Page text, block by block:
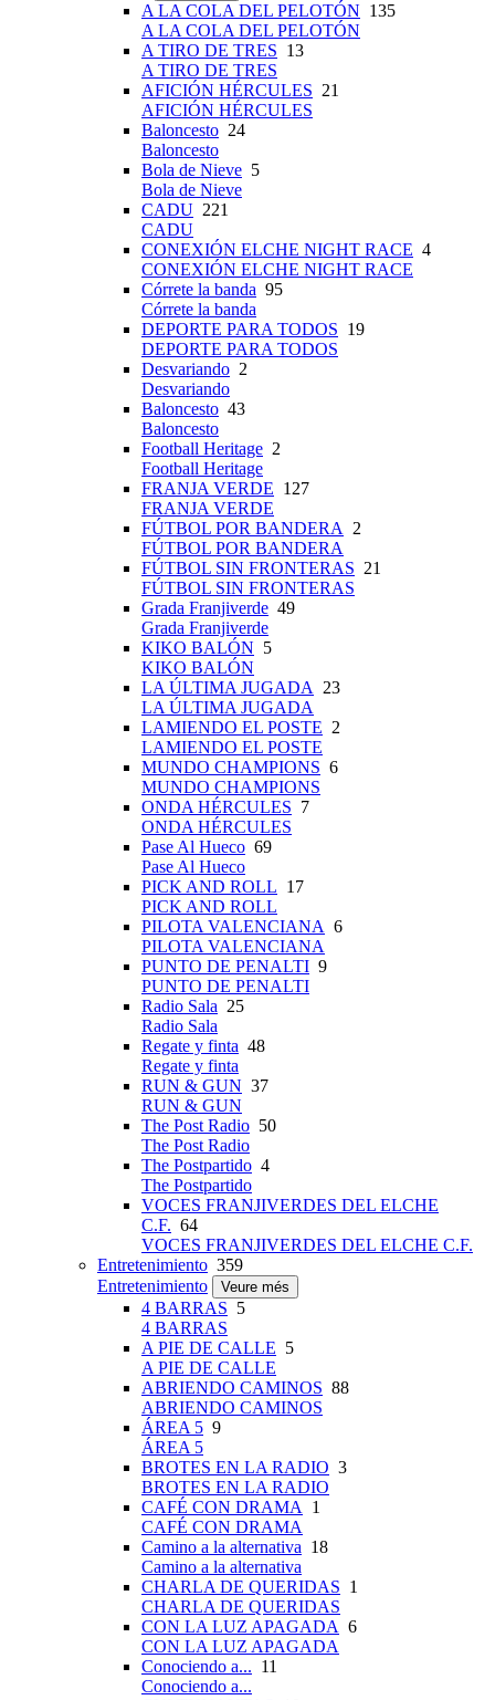
A LA COLA DEL PELOTÓN 135
A LA COLA DEL PELOTÓN
A TIRO DE TRES 13
A TIRO DE TRES
AFICIÓN HÉRCULES 21
AFICIÓN HÉRCULES
Baloncesto 24
Baloncesto
Bola de Nieve 5
Bola de Nieve
CADU 221
CADU
CONEXIÓN ELCHE NIGHT RACE 4
CONEXIÓN ELCHE NIGHT RACE
Córrete la banda 95
Córrete la banda
DEPORTE PARA TODOS 19
DEPORTE PARA TODOS
Desvariando 2
Desvariando
Baloncesto 43
Baloncesto
Football Heritage 2
Football Heritage
FRANJA VERDE 127
FRANJA VERDE
FÚTBOL POR BANDERA
2
FÚTBOL POR BANDERA
FÚTBOL SIN FRONTERAS 21
FÚTBOL SIN FRONTERAS
Grada Franjiverde 49
Grada Franjiverde
KIKO BALÓN 5
KIKO BALÓN
LA ÚLTIMA JUGADA
23
LA ÚLTIMA JUGADA
LAMIENDO EL POSTE 2
LAMIENDO EL POSTE
MUNDO CHAMPIONS 6
MUNDO CHAMPIONS
ONDA HÉRCULES 7
ONDA HÉRCULES
Pase Al Hueco 69
Pase Al Hueco
PICK AND ROLL 17
PICK AND ROLL
PILOTA VALENCIANA 6
PILOTA VALENCIANA
PUNTO DE PENALTI 9
PUNTO DE PENALTI
Radio Sala 25
Radio Sala
Regate y finta 48
Regate y finta
RUN & GUN 37
RUN & GUN
The Post Radio 50
The Post Radio
The Postpartido 4
The Postpartido
VOCES FRANJIVERDES DEL ELCHE
C.F. 64
VOCES FRANJIVERDES DEL ELCHE C.F.
Entretenimiento 359
Entretenimiento
Veure més
4 BARRAS 5
4 BARRAS
A PIE DE CALLE 5
A PIE DE CALLE
ABRIENDO CAMINOS 88
ABRIENDO CAMINOS
ÁREA 5 9
ÁREA 5
BROTES EN LA RADIO 3
BROTES EN LA RADIO
CAFÉ CON DRAMA
1
CAFÉ CON DRAMA
Camino a la alternativa 18
Camino a la alternativa
CHARLA DE QUERIDAS 1
CHARLA DE QUERIDAS
CON LA LUZ APAGADA 6
CON LA LUZ APAGADA
Conociendo a... 11
Conociendo a...